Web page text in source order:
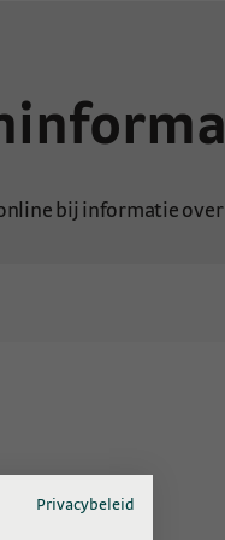
bij informatie
Privacybeleid